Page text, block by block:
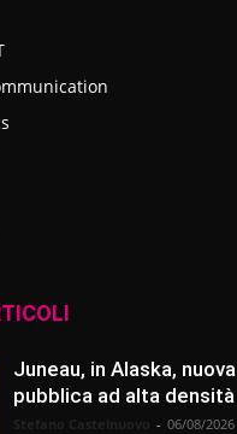
Juneau, in Alaska,
pubblica ad alta densità
- 06/08/2026